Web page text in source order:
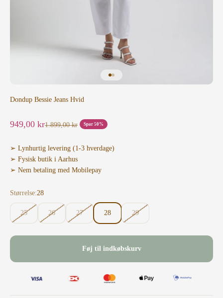
Dondup Bessie Jeans Hvid
Salgspris
949,00 krNormalpris
1.899,00 kr Spar 50%
➢ Lynhurtig levering (1-3 hverdage)
➢ Fysisk butik i Aarhus
➢ Nem betaling med Mobilepay
Størrelse:28
25 26 27 28 29
Føj til indkøbskurv